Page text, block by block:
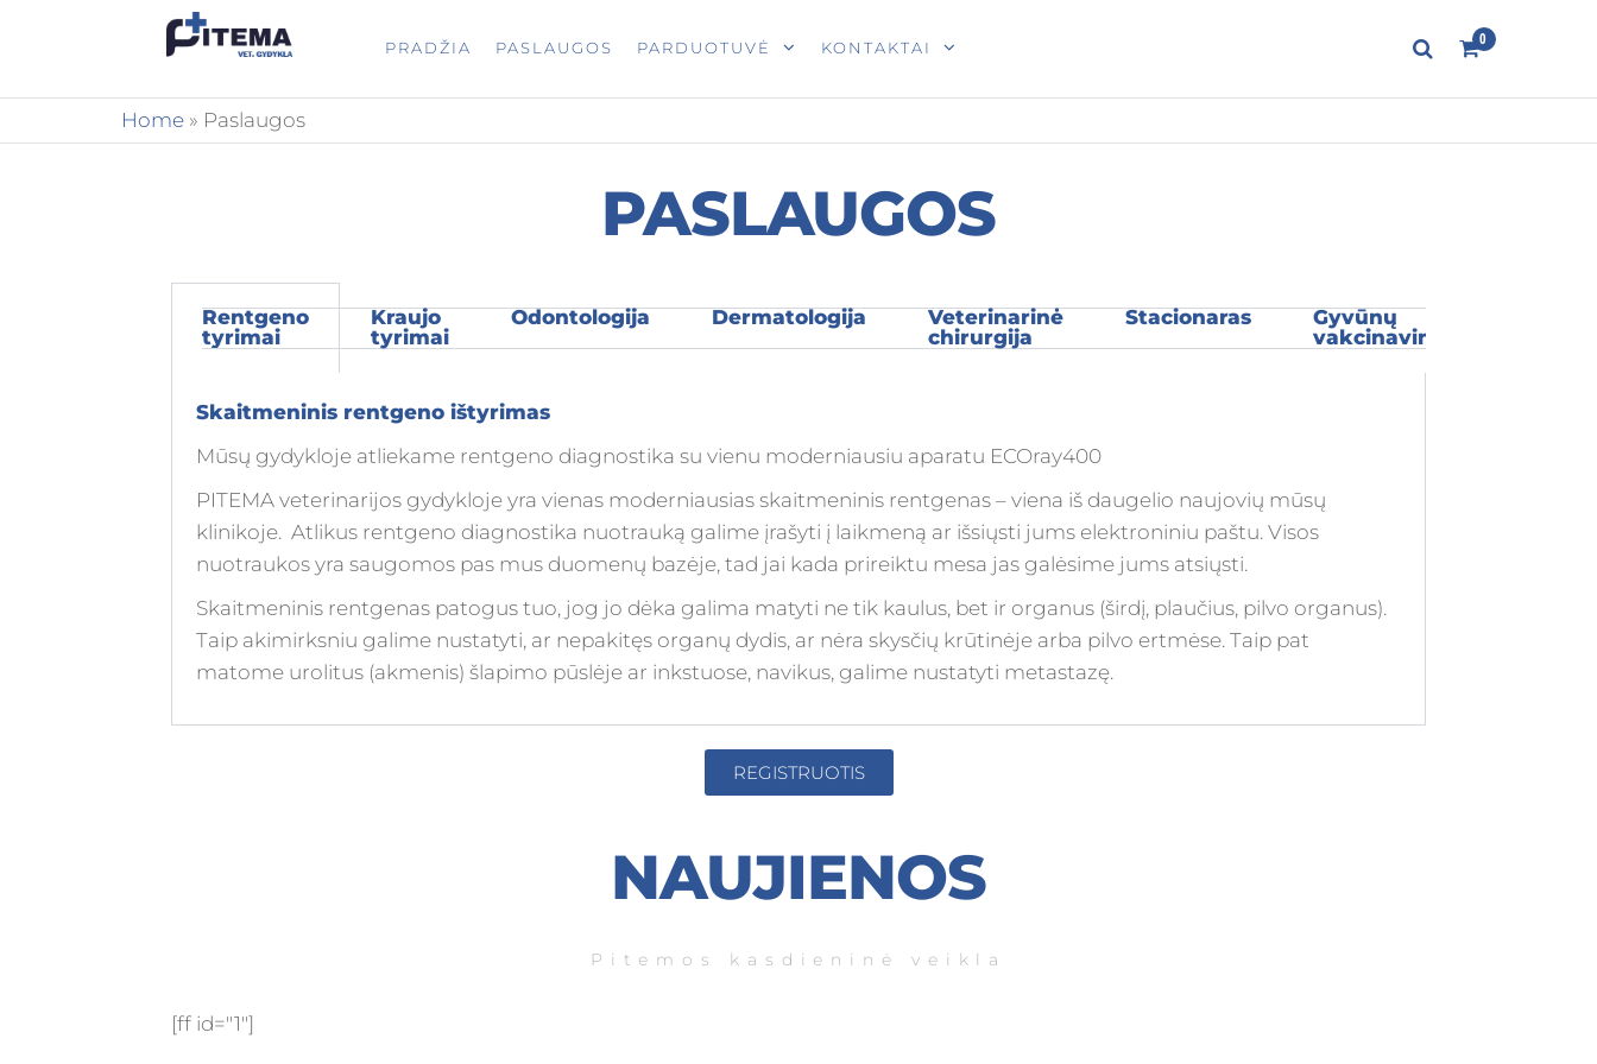
PITEMA.LT
Veterinarijos
0
PRADŽIA PASLAUGOS PARDUOTUVĖ KONTAKTAI
Home » Paslaugos
PASLAUGOS
Rentgeno
tyrimai
Kraujo
tyrimai
Odontologija Dermatologija
Veterinarinė
chirurgija
Stacionaras
Gyvūnų
vakcinavimas
Skaitmeninis rentgeno ištyrimas
Mūsų gydykloje atliekame rentgeno diagnostika su vienu moderniausiu aparatu ECOray400
PITEMA veterinarijos gydykloje yra vienas moderniausias skaitmeninis rentgenas – viena iš daugelio naujovių mūsų
klinikoje. Atlikus rentgeno diagnostika nuotrauką galime įrašyti į laikmeną ar išsiųsti jums elektroniniu paštu. Visos
nuotraukos yra saugomos pas mus duomenų bazėje, tad jai kada prireiktu mesa jas galėsime jums atsiųsti.
Skaitmeninis rentgenas patogus tuo, jog jo dėka galima matyti ne tik kaulus, bet ir organus (širdį, plaučius, pilvo organus).
Taip akimirksniu galime nustatyti, ar nepakitęs organų dydis, ar nėra skysčių krūtinėje arba pilvo ertmėse. Taip pat
matome urolitus (akmenis) šlapimo pūslėje ar inkstuose, navikus, galime nustatyti metastazę.
REGISTRUOTIS
NAUJIENOS
Pitemos kasdieninė veikla
[ff id="1"]